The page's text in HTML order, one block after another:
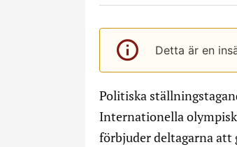
Detta är en
Politiska
Internationella
förbjuder deltagarna att